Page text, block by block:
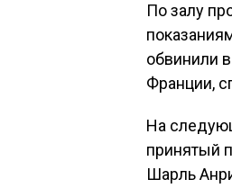
По залу
обвинили
Франции,
На
принятый
Шарль